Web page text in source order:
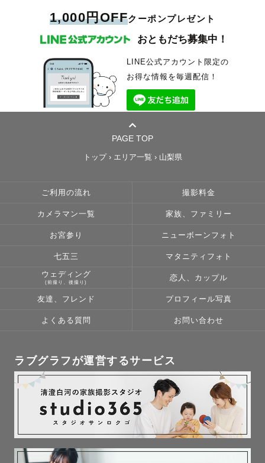
1,000円OFFクーポンプレゼント
おともだち募集中！
LINE公式アカウント限定の
お得な情報を毎週配信！
PAGE TOP
トップ› エリア一覧 › 山梨県
ご利用の流れ 撮影料金
カメラマン一覧 家族、ファミリー
お宮参り ニューボーンフォト
七五三 マタニティフォト
ウェディング
(前撮り、後撮り)
恋人、カップル
友達、フレンド プロフィール写真
よくある質問 お問い合わせ
ラブグラフが運営するサービス